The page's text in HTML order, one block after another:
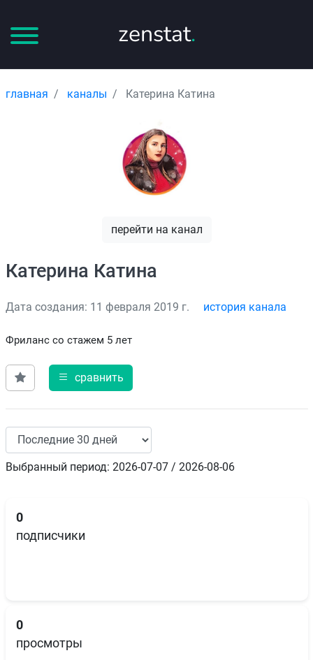
zenstat.
главная каналы Катерина Катина
перейти на канал
Катерина Катина
Дата создания: 11 февраля 2019 г. история канала
Фриланс со стажем 5 лет
сравнить
Выбранный период: 2026-07-07 / 2026-08-06
0
подписчики
0
просмотры